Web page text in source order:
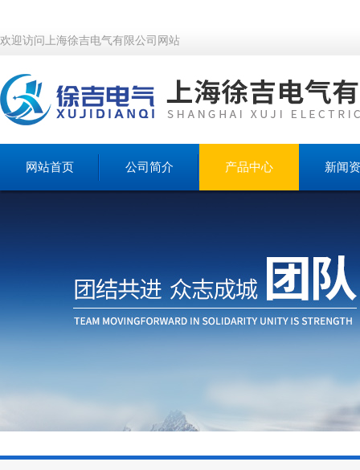
欢迎访问上海徐吉电气有限公司网站
网站首页 公司简介 产品中心 新闻